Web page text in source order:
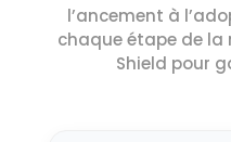
l’ancement à
chaque étape de la
Shield pour